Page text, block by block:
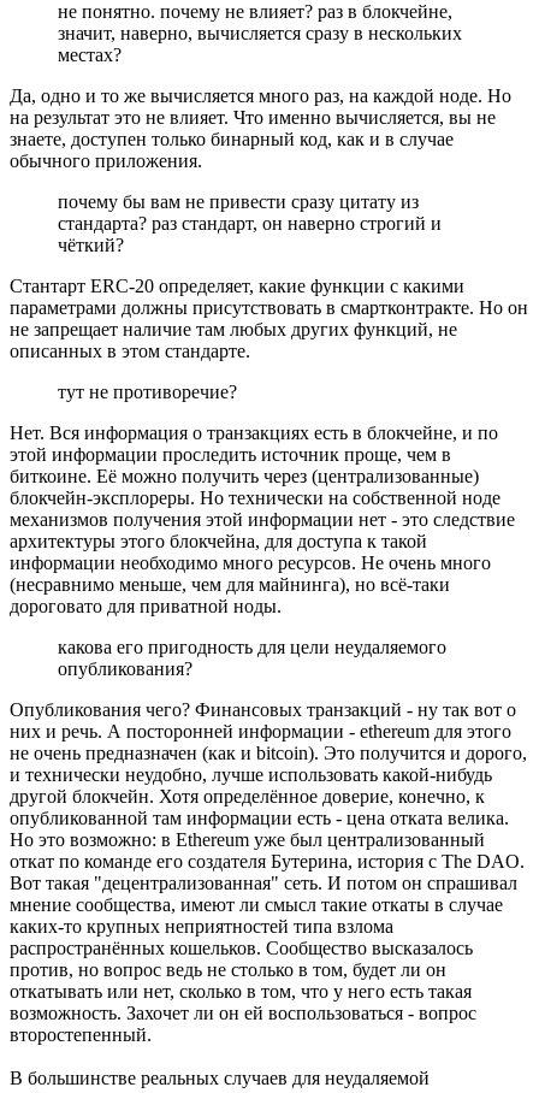
не понятно. почему не влияет? раз в блокчейне,
значит, наверно, вычисляется сразу в нескольких
местах?
Да, одно и то же вычисляется много раз, на каждой ноде. Но
на результат это не влияет. Что именно вычисляется, вы не
знаете, доступен только бинарный код, как и в случае
обычного приложения.
почему бы вам не привести сразу цитату из
стандарта? раз стандарт, он наверно строгий и
чёткий?
Стантарт ERC-20 определяет, какие функции с какими
параметрами должны присутствовать в смартконтракте. Но он
не запрещает наличие там любых других функций, не
описанных в этом стандарте.
тут не противоречие?
Нет. Вся информация о транзакциях есть в блокчейне, и по
этой информации проследить источник проще, чем в
биткоине. Её можно получить через (централизованные)
блокчейн-эксплореры. Но технически на собственной ноде
механизмов получения этой информации нет - это следствие
архитектуры этого блокчейна, для доступа к такой
информации необходимо много ресурсов. Не очень много
(несравнимо меньше, чем для майнинга), но всё-таки
дороговато для приватной ноды.
какова его пригодность для цели неудаляемого
опубликования?
Опубликования чего? Финансовых транзакций - ну так вот о
них и речь. А посторонней информации - ethereum для этого
не очень предназначен (как и bitcoin). Это получится и дорого,
и технически неудобно, лучше использовать какой-нибудь
другой блокчейн. Хотя определённое доверие, конечно, к
опубликованной там информации есть - цена отката велика.
Но это возможно: в Ethereum уже был централизованный
откат по команде его создателя Бутерина, история с The DAO.
Вот такая "децентрализованная" сеть. И потом он спрашивал
мнение сообщества, имеют ли смысл такие откаты в случае
каких-то крупных неприятностей типа взлома
распространённых кошельков. Сообщество высказалось
против, но вопрос ведь не столько в том, будет ли он
откатывать или нет, сколько в том, что у него есть такая
возможность. Захочет ли он ей воспользоваться - вопрос
второстепенный.
В большинстве реальных случаев для неудаляемой